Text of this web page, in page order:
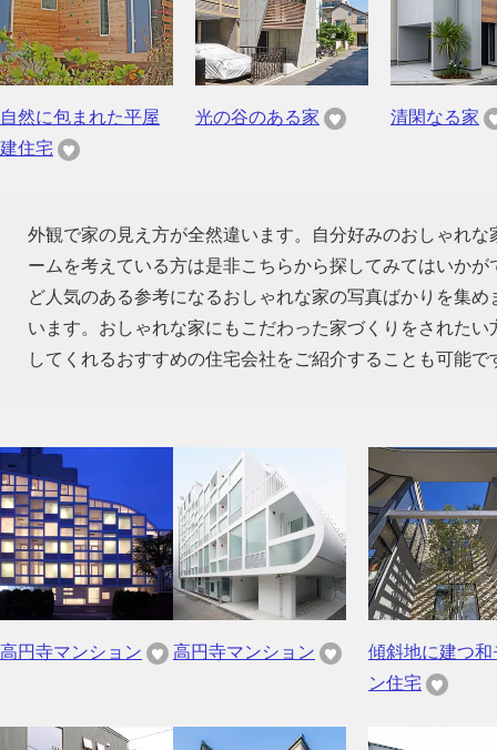
自然に包まれた平屋
建住宅
光の谷のある家 清閑なる家
外観で家の見え方が全然違います。自分好みのおしゃれ
ームを考えている方は是非こちらから探してみてはいか
ど人気のある参考になるおしゃれな家の写真ばかりを集
います。おしゃれな家にもこだわった家づくりをされた
してくれるおすすめの住宅会社をご紹介することも可能で
高円寺マンション 高円寺マンション
傾斜地に建つ和
ン住宅